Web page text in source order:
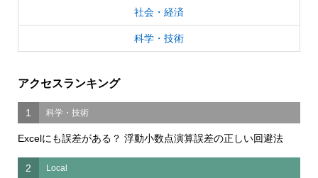
社会・経済
科学・技術
アクセスランキング
1 科学・技術
Excelにも誤差がある？ 浮動小数点演算誤差の正しい回避法
2 Local